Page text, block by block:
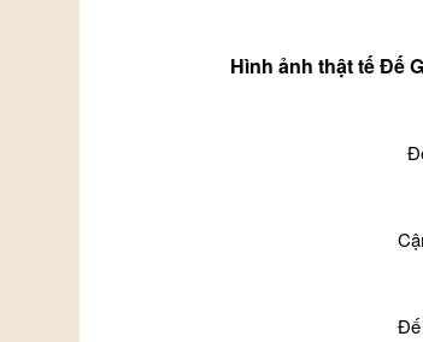
Hình ảnh thật tế Đế
Đế